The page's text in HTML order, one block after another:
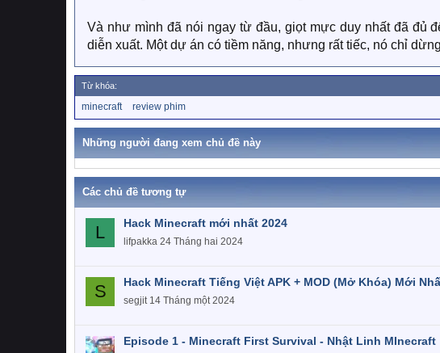
Và như mình đã nói ngay từ đầu, giọt mực duy nhất đã đủ
diễn xuất. Một dự án có tiềm năng, nhưng rất tiếc, nó chỉ
Từ khóa:
ừ
k
minecraft review phim
Những người đang xem chủ đề này
Các chủ đề tương tự
L Hack Minecraft mới nhất 2024
lifpakka 24 Tháng hai 2024
S Hack Minecraft Tiếng Việt APK + MOD (Mở Khóa) Mới
segjit 14 Tháng một 2024
Episode 1 - Minecraft First Survival - Nhật Linh MInecraft